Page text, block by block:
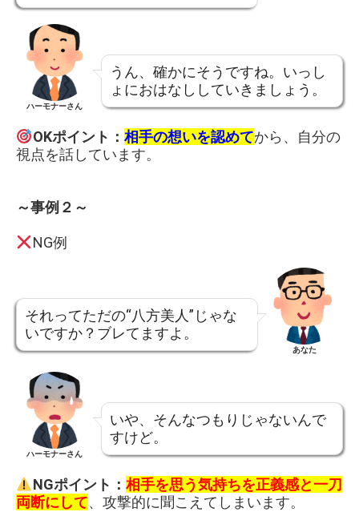
ハーモナーさん
うん、確かにそうですね。いっし
ょにおはなししていきましょう。
OKポイント： 相手の想いを認めてから、自分の
視点を話しています。
～事例２～
NG例
それってただの“八方美人”じゃな
いですか？ブレてますよ。
あなた
ハーモナーさん
いや、そんなつもりじゃないんで
すけど。
NGポイント： 相手を思う気持ちを正義感と一刀
両断にして、攻撃的に聞こえてしまいます。